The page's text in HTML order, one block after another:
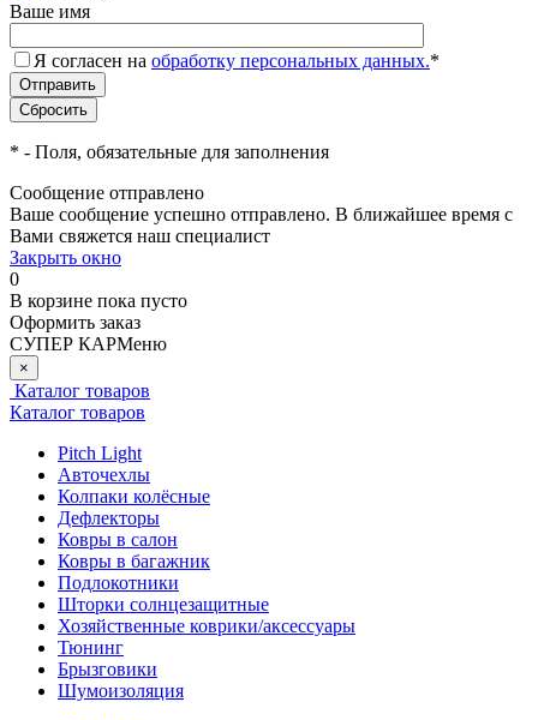
Ваше имя
Я согласен на обработку персональных данных.*
* - Поля, обязательные для заполнения
Сообщение отправлено
Ваше сообщение успешно отправлено. В ближайшее время с
Вами свяжется наш специалист
Закрыть окно
0
В корзине пока пусто
Оформить заказ
СУПЕР КАРМеню
×
Каталог товаров
Каталог товаров
Pitch Light
Авточехлы
Колпаки колёсные
Дефлекторы
Ковры в салон
Ковры в багажник
Подлокотники
Шторки солнцезащитные
Хозяйственные коврики/аксессуары
Тюнинг
Брызговики
Шумоизоляция